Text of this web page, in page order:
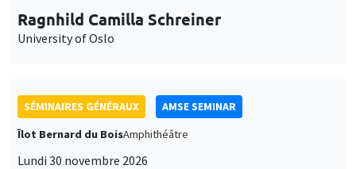
Ragnhild Camilla Schreiner
University of Oslo
SÉMINAIRES GÉNÉRAUX
AMSE SEMINAR
Îlot Bernard du BoisAmphithéâtre
Lundi 30 novembre 2026